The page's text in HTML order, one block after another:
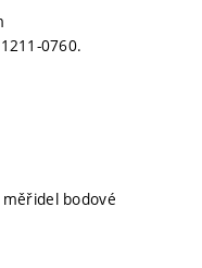
0760.
měřidel bodové